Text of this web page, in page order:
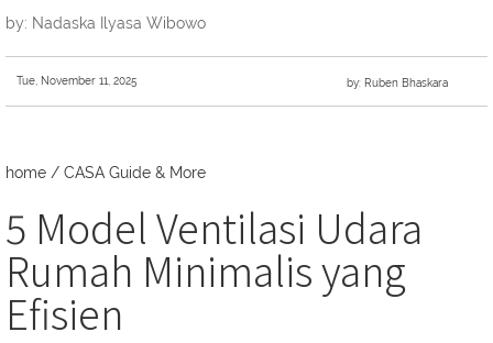
by: Nadaska Ilyasa Wibowo
Tue, November 11, 2025 by: Ruben Bhaskara
home / CASA Guide & More
5 Model Ventilasi Udara
Rumah Minimalis yang
Efisien